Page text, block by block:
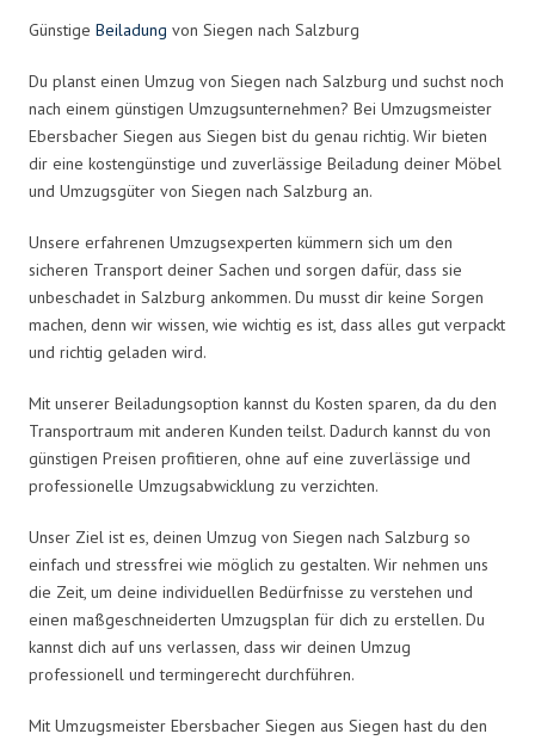
Günstige Beiladung von Siegen nach Salzburg
Du planst einen Umzug von Siegen nach Salzburg und suchst noch
nach einem günstigen Umzugsunternehmen? Bei Umzugsmeister
Ebersbacher Siegen aus Siegen bist du genau richtig. Wir bieten
dir eine kostengünstige und zuverlässige Beiladung deiner Möbel
und Umzugsgüter von Siegen nach Salzburg an.
Unsere erfahrenen Umzugsexperten kümmern sich um den
sicheren Transport deiner Sachen und sorgen dafür, dass sie
unbeschadet in Salzburg ankommen. Du musst dir keine Sorgen
machen, denn wir wissen, wie wichtig es ist, dass alles gut verpackt
und richtig geladen wird.
Mit unserer Beiladungsoption kannst du Kosten sparen, da du den
Transportraum mit anderen Kunden teilst. Dadurch kannst du von
günstigen Preisen profitieren, ohne auf eine zuverlässige und
professionelle Umzugsabwicklung zu verzichten.
Unser Ziel ist es, deinen Umzug von Siegen nach Salzburg so
einfach und stressfrei wie möglich zu gestalten. Wir nehmen uns
die Zeit, um deine individuellen Bedürfnisse zu verstehen und
einen maßgeschneiderten Umzugsplan für dich zu erstellen. Du
kannst dich auf uns verlassen, dass wir deinen Umzug
professionell und termingerecht durchführen.
Mit Umzugsmeister Ebersbacher Siegen aus Siegen hast du den